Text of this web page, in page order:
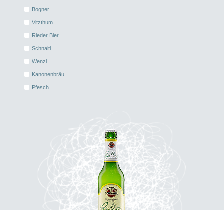
Bogner
Vitzthum
Rieder Bier
Schnaitl
Wenzl
Kanonenbräu
Pfesch